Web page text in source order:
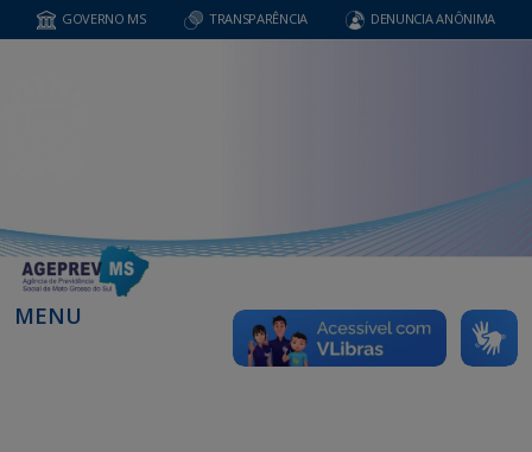
GOVERNO MS TRANSPARÊNCIA DENUNCIA ANÔNIMA
MENU